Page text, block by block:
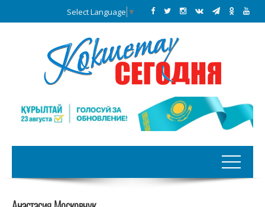
Select Language ▼